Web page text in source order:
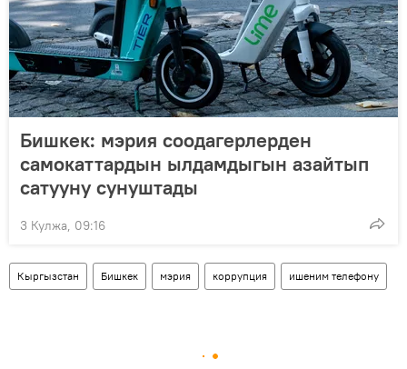
Бишкек: мэрия соодагерлерден
самокаттардын ылдамдыгын азайтып
сатууну сунуштады
3 Кулжа, 09:16
Кыргызстан Бишкек мэрия коррупция ишеним телефону